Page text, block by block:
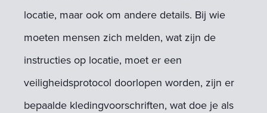
locatie, maar ook om andere details. Bij wie
moeten mensen zich melden, wat zijn de
instructies op locatie, moet er een
veiligheidsprotocol doorlopen worden, zijn er
bepaalde kledingvoorschriften, wat doe je als